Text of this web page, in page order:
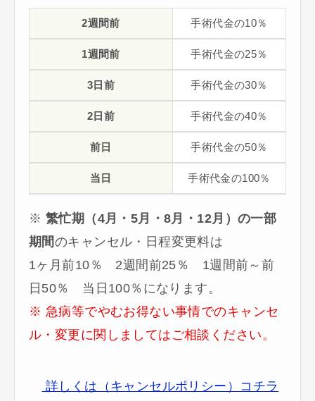
2週間前 手術代金の10％
1週間前 手術代金の25％
3日前 手術代金の30％
2日前 手術代金の40％
前日 手術代金の50％
当日 手術代金の100％
※ 繁忙期（4月・5月・8月・12月）の一部
期間のキャンセル・日程変更料は
1ヶ月前10％ 2週間前25％ 1週間前～前
日50％ 当日100％になります。
※ 急病等でやむお得ない事情でのキャンセ
ル・変更に関しましてはご相談ください。
詳しくは（キャンセルポリシー）コチラ